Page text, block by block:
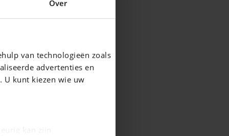
Over
van technologieën zoals
advertenties en
U kunt kiezen wie uw